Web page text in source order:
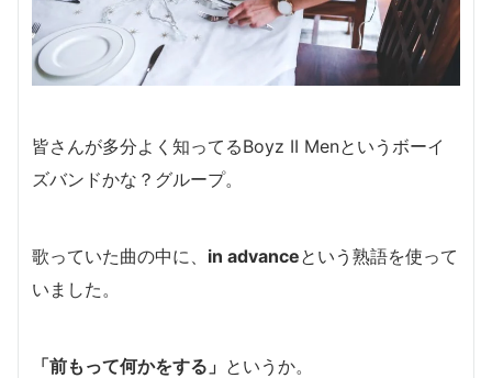
皆さんが多分よく知ってるBoyz II Menというボーイ
ズバンドかな？グループ。
歌っていた曲の中に、 in advanceという熟語を使って
いました。
「前もって何かをする」 というか。